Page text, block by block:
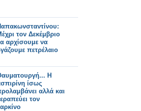
τον Δεκέμβριο
αρχίσουμε να
πετρέλαιο
Η
ίσως
αλλά και
τον